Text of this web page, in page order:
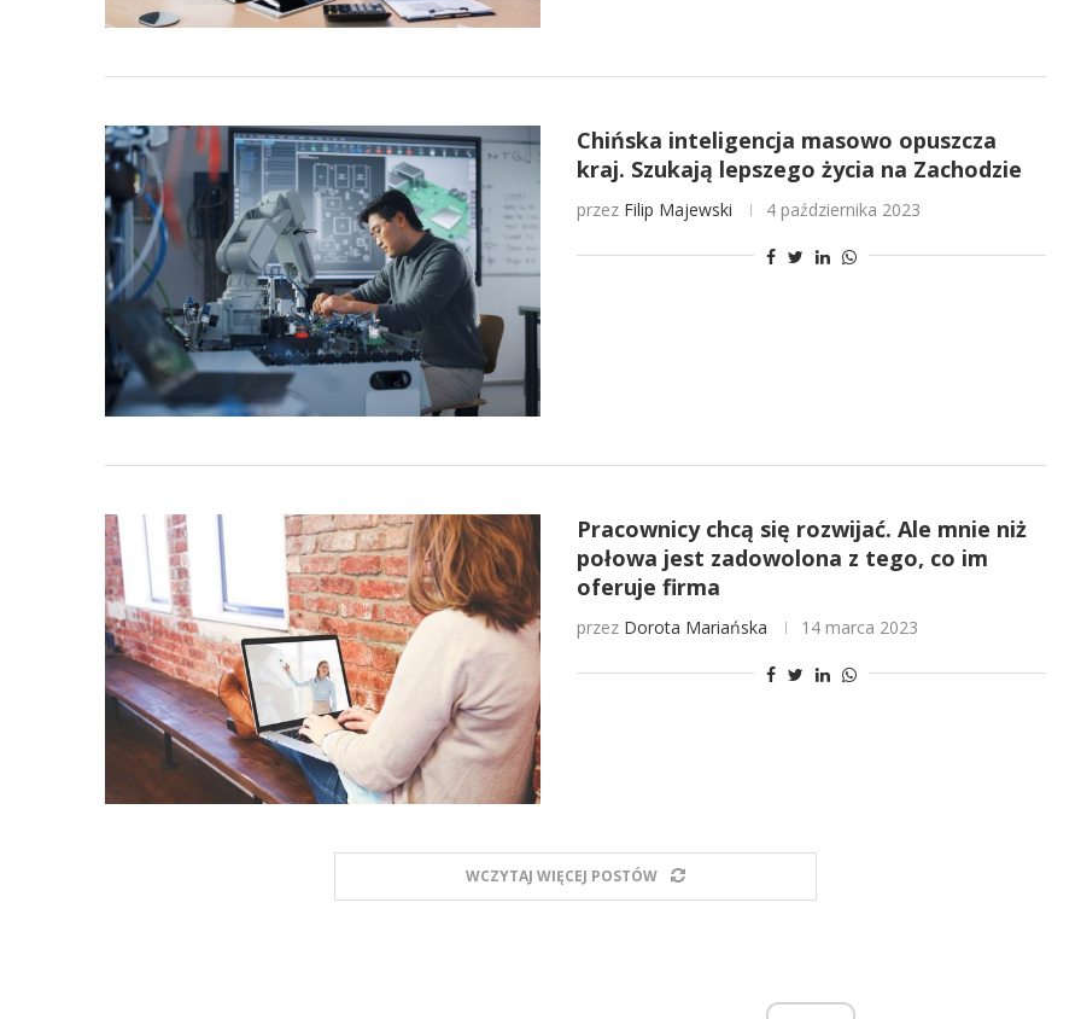
Chińska inteligencja masowo opuszcza
kraj. Szukają lepszego życia na Zachodzie
przez Filip Majewski 4 października 2023
Pracownicy chcą się rozwijać. Ale mnie niż
połowa jest zadowolona z tego, co im
oferuje firma
przez Dorota Mariańska 14 marca 2023
WCZYTAJ WIĘCEJ POSTÓW